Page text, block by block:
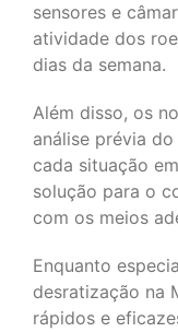
sensores e
atividade dos
dias da semana.
Além disso, os
análise prévia
cada situação
solução para o
com os meios
Enquanto
desratização na
rápidos e